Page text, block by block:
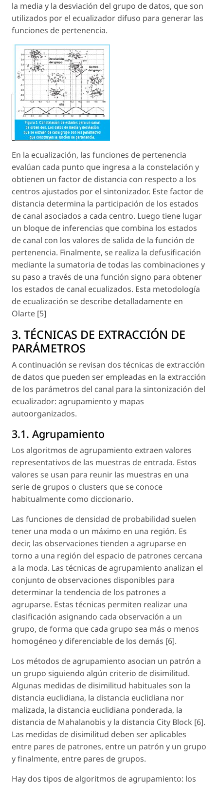
la media y la desviación del grupo de datos, que son
utilizados por el ecualizador difuso para generar las
funciones de pertenencia.
En la ecualización, las funciones de pertenencia
evalúan cada punto que ingresa a la constelación y
obtienen un factor de distancia con respecto a los
centros ajustados por el sintonizador. Este factor de
distancia determina la participación de los estados
de canal asociados a cada centro. Luego tiene lugar
un bloque de inferencias que combina los estados
de canal con los valores de salida de la función de
pertenencia. Finalmente, se realiza la defusificación
mediante la sumatoria de todas las combinaciones y
su paso a través de una función signo para obtener
los estados de canal ecualizados. Esta metodología
de ecualización se describe detalladamente en
Olarte [5]
3. TÉCNICAS DE EXTRACCIÓN DE
PARÁMETROS
A continuación se revisan dos técnicas de extracción
de datos que pueden ser empleadas en la extracción
de los parámetros del canal para la sintonización del
ecualizador: agrupamiento y mapas
autoorganizados.
3.1. Agrupamiento
Los algoritmos de agrupamiento extraen valores
representativos de las muestras de entrada. Estos
valores se usan para reunir las muestras en una
serie de grupos o clusters que se conoce
habitualmente como diccionario.
Las funciones de densidad de probabilidad suelen
tener una moda o un máximo en una región. Es
decir, las observaciones tienden a agruparse en
torno a una región del espacio de patrones cercana
a la moda. Las técnicas de agrupamiento analizan el
conjunto de observaciones disponibles para
determinar la tendencia de los patrones a
agruparse. Estas técnicas permiten realizar una
clasificación asignando cada observación a un
grupo, de forma que cada grupo sea más o menos
homogéneo y diferenciable de los demás [6].
Los métodos de agrupamiento asocian un patrón a
un grupo siguiendo algún criterio de disimilitud.
Algunas medidas de disimilitud habituales son la
distancia euclidiana, la distancia euclidiana nor
malizada, la distancia euclidiana ponderada, la
distancia de Mahalanobis y la distancia City Block [6].
Las medidas de disimilitud deben ser aplicables
entre pares de patrones, entre un patrón y un grupo
y finalmente, entre pares de grupos.
Hay dos tipos de algoritmos de agrupamiento: los